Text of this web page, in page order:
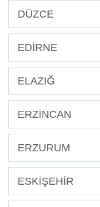
DÜZCE
EDİRNE
ELAZIĞ
ERZİNCAN
ERZURUM
ESKİŞEHİR